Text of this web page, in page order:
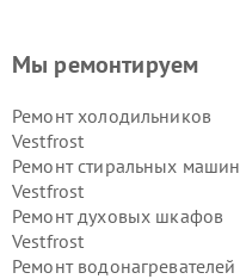
Мы ремонтируем
Ремонт холодильников
Vestfrost
Ремонт стиральных машин
Vestfrost
Ремонт духовых шкафов
Vestfrost
Ремонт водонагревателей